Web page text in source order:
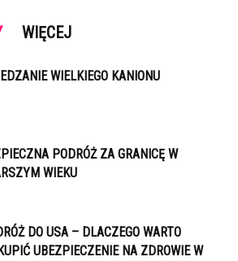
WIĘCEJ
WIELKIEGO KANIONU
PODRÓŻ ZA GRANICĘ W
WIEKU
DO USA – DLACZEGO WARTO
UBEZPIECZENIE NA ZDROWIE W